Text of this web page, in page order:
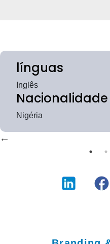
línguas
Inglês
Nacionalidade
Nigéria